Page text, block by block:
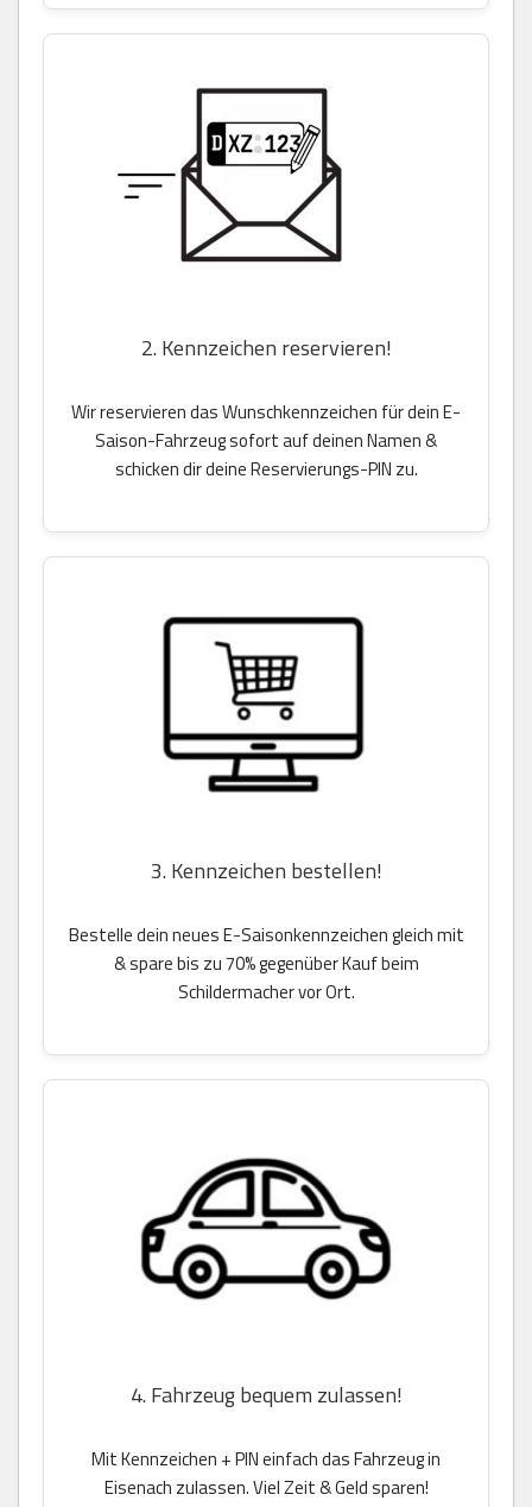
2. Kennzeichen reservieren!
Wir reservieren das Wunschkennzeichen für dein E-
Saison-Fahrzeug sofort auf deinen Namen &
schicken dir deine Reservierungs-PIN zu.
3. Kennzeichen bestellen!
Bestelle dein neues E-Saisonkennzeichen gleich mit
& spare bis zu 70% gegenüber Kauf beim
Schildermacher vor Ort.
4. Fahrzeug bequem zulassen!
Mit Kennzeichen + PIN einfach das Fahrzeug in
Eisenach zulassen. Viel Zeit & Geld sparen!